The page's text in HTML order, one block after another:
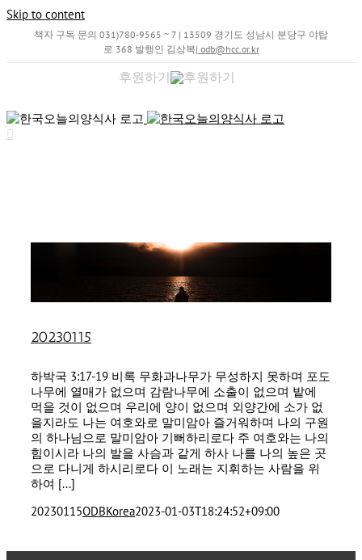
Skip to content
책자 구독 문의 031)780-9565 ~ 7 | 13509 경기도 성남시 분당구 야탑
로 368 발행인 김상복| odb@hcc.or.kr
후원하기
20230115
하박국 3:17-19 비록 무화과나무가 무성하지 못하며 포도
나무에 열매가 없으며 감람나무에 소출이 없으며 밭에
먹을 것이 없으며 우리에 양이 없으며 외양간에 소가 없
을지라도 나는 여호와로 말미암아 즐거워하며 나의 구원
의 하나님으로 말미암아 기뻐하리로다 주 여호와는 나의
힘이시라 나의 발을 사슴과 같게 하사 나를 나의 높은 곳
으로 다니게 하시리로다 이 노래는 지휘하는 사람을 위
하여 [...]
20230115ODBKorea2023-01-03T18:24:52+09:00